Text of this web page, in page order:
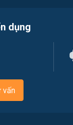
Việc làm An Phong
Việc làm Hải Dương
Việc làm Việt Hòa
dụng
vấn